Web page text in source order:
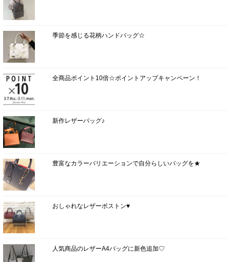
季節を感じる花柄ハンドバッグ☆
全商品ポイント10倍☆ポイントアップキャンペーン！
新作レザーバッグ♪
豊富なカラーバリエーションで自分らしいバッグを★
おしゃれなレザーボストン♥
人気商品のレザーA4バッグに新色追加♡